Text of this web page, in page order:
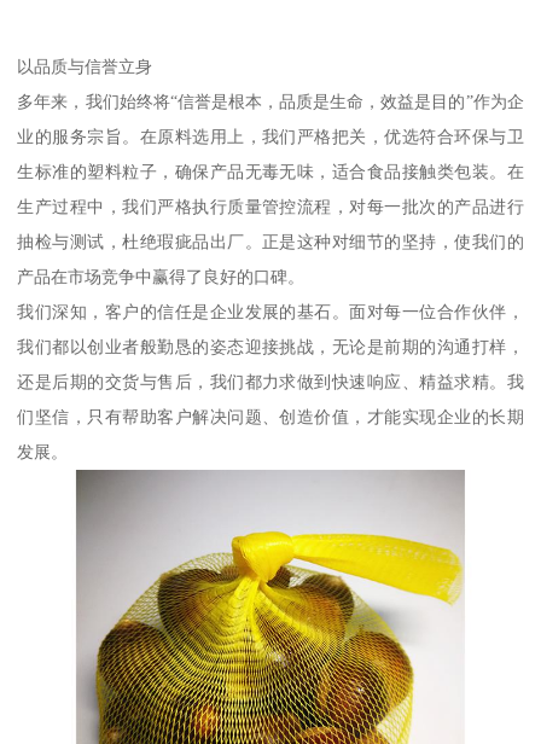
以品质与信誉立身
多年来，我们始终将“信誉是根本，品质是生命，效益是目的”作为企
业的服务宗旨。在原料选用上，我们严格把关，优选符合环保与卫
生标准的塑料粒子，确保产品无毒无味，适合食品接触类包装。在
生产过程中，我们严格执行质量管控流程，对每一批次的产品进行
抽检与测试，杜绝瑕疵品出厂。正是这种对细节的坚持，使我们的
产品在市场竞争中赢得了良好的口碑。
我们深知，客户的信任是企业发展的基石。面对每一位合作伙伴，
我们都以创业者般勤恳的姿态迎接挑战，无论是前期的沟通打样，
还是后期的交货与售后，我们都力求做到快速响应、精益求精。我
们坚信，只有帮助客户解决问题、创造价值，才能实现企业的长期
发展。